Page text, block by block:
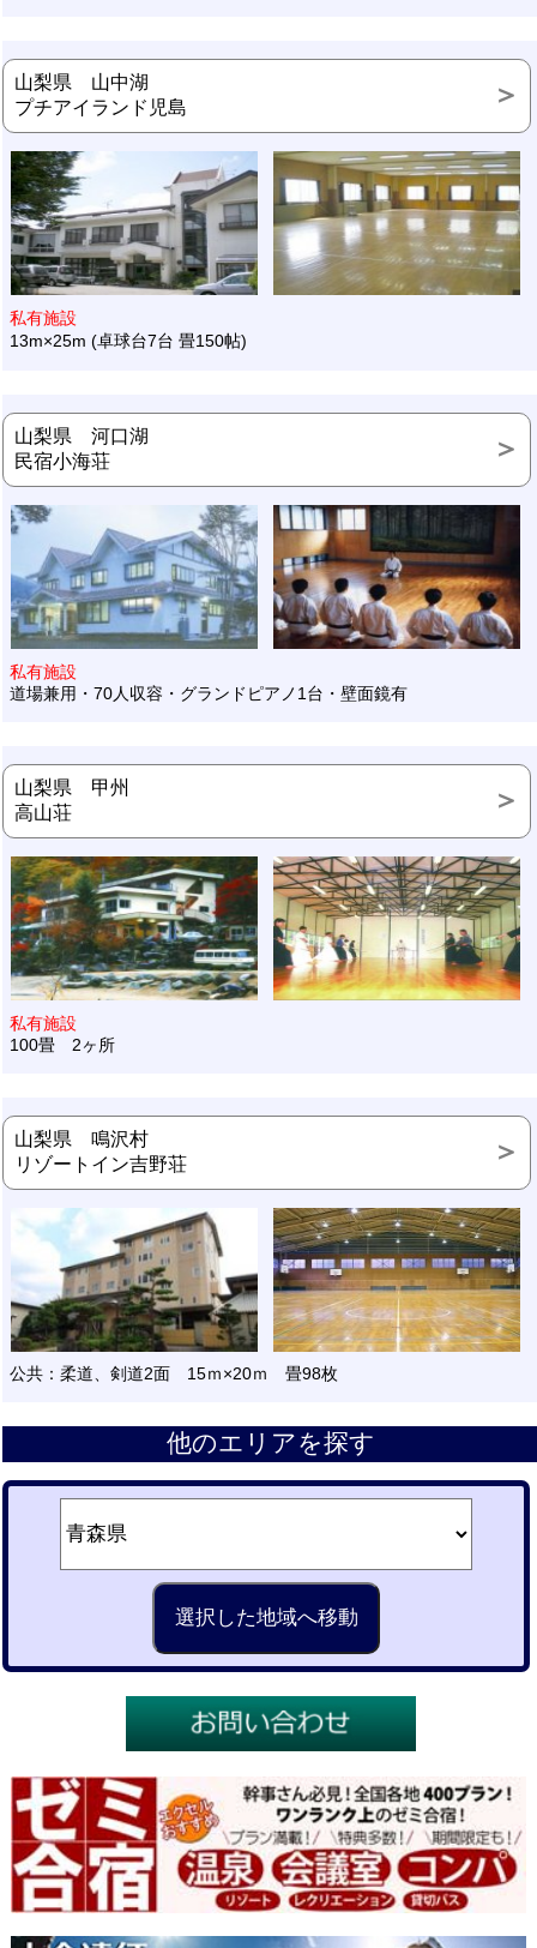
山梨県 山中湖
プチアイランド児島
私有施設
13m×25m (卓球台7台 畳150帖)
山梨県 河口湖
民宿小海荘
私有施設
道場兼用・70人収容・グランドピアノ1台・壁面鏡有
山梨県 甲州
高山荘
私有施設
100畳 2ヶ所
山梨県 鳴沢村
リゾートイン吉野荘
公共：柔道、剣道2面 15ｍ×20ｍ 畳98枚
他のエリアを探す